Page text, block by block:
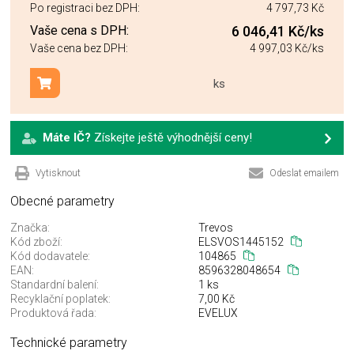
Po registraci bez DPH:
4 797,73 Kč
Vaše cena s DPH: 6 046,41 Kč/ks
Vaše cena bez DPH: 4 997,03 Kč/ks
ks
Přidat do košíku
Máte IČ? Získejte ještě výhodnější ceny!
Vytisknout Odeslat emailem
Obecné parametry
Značka:
Trevos
Kód zboží:
ELSVOS1445152
Kód dodavatele:
104865
EAN:
8596328048654
Standardní balení:
1 ks
Recyklační poplatek:
7,00 Kč
Produktová řada:
EVELUX
Technické parametry